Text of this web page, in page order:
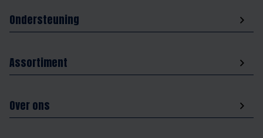
Ondersteuning
Assortiment
Over ons